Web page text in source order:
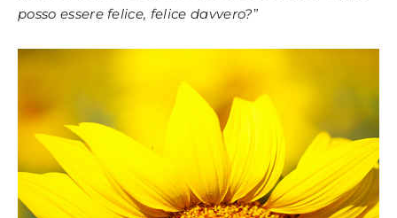
posso essere felice, felice davvero?”